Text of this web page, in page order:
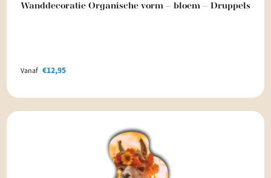
Wanddecoratie Organische vorm – bloem – Druppels
Vanaf €12,95